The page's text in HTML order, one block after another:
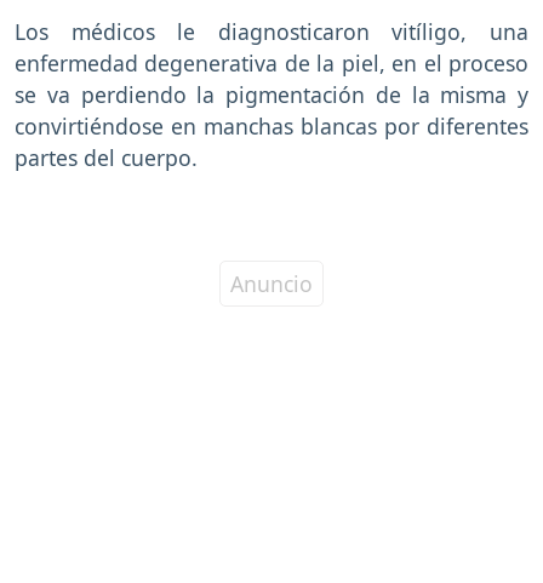
Los médicos le diagnosticaron vitíligo, una
enfermedad degenerativa de la piel, en el proceso
se va perdiendo la pigmentación de la misma y
convirtiéndose en manchas blancas por diferentes
partes del cuerpo.